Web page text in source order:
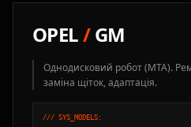
OPEL/GM
Однодисковий робот (MTA).
заміна щіток, адаптація.
/// SYS_MODELS: